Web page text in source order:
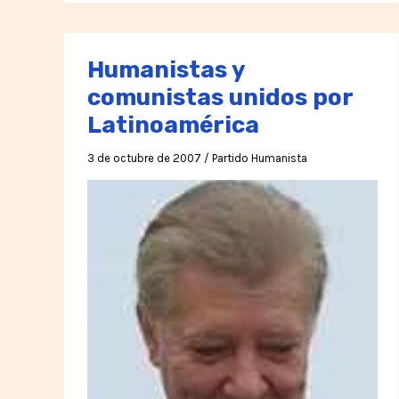
Venezuela!
Humanistas y
comunistas unidos por
Latinoamérica
3 de octubre de 2007 / Partido Humanista